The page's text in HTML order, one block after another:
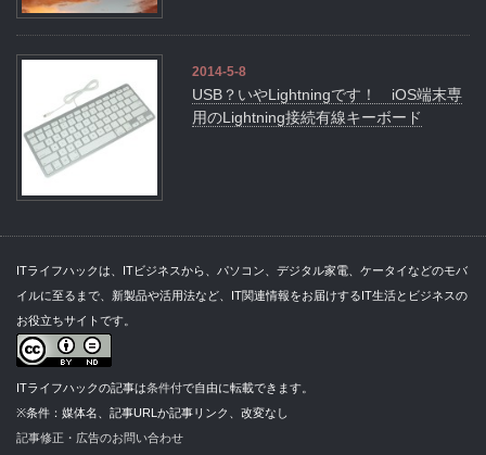
2014-5-8
USB？いやLightningです！ iOS端末専
用のLightning接続有線キーボード
ITライフハックは、ITビジネスから、パソコン、デジタル家電、ケータイなどのモバ
イルに至るまで、新製品や活用法など、IT関連情報をお届けするIT生活とビジネスの
お役立ちサイトです。
ITライフハックの記事は条件付で自由に転載できます。
※条件：媒体名、記事URLか記事リンク、改変なし
記事修正・広告のお問い合わせ